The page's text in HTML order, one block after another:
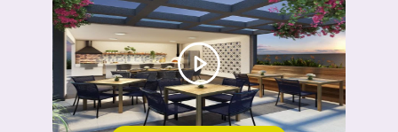
PLANTA TIPO B MEIO - 39M²